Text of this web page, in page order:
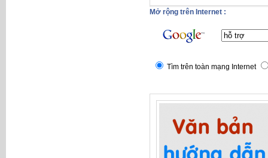
Mở rộng trên Internet :
Tìm trên toàn mạng Internet